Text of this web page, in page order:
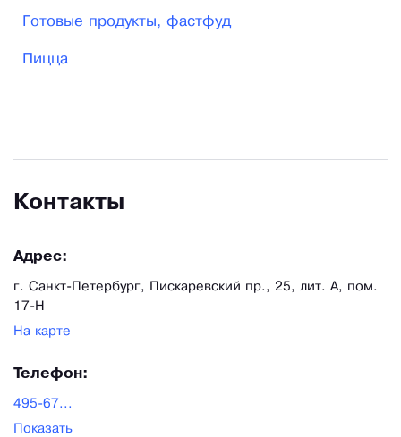
Готовые продукты, фастфуд
Пицца
Контакты
Адрес:
г. Санкт-Петербург, Пискаревский пр., 25, лит. А, пом.
17-Н
На карте
Телефон:
495-67...
Показать